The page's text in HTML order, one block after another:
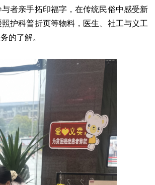
者亲手拓印福字，在传统民俗中感受新
护科普折页等物料，医生、社工与义工
的了解。